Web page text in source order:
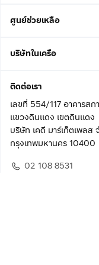
ศูนย์ช่วยเหลือ
บริษัทในเครือ
ติดต่อเรา
เลขที่ 554/117 อาคารส
แขวงดินแดง เขตดินแดง
บริษัท เคดี มาร์เก็ตเพล
กรุงเทพมหานคร 10400
02 108 8531